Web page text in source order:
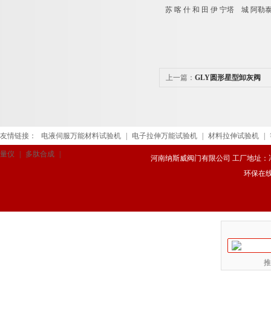
苏 喀 什 和 田 伊 宁塔 城 阿勒
上一篇： GLY圆形星型卸灰阀
友情链接： 电液伺服万能材料试验机 电子拉伸万能试验机 材料拉伸试验机
量仪 多肽合成
河南纳斯威阀门有限公司 工厂地址：
环保在